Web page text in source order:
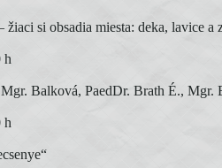
si obsadia miesta: deka, lavice a
h
Balková, PaedDr. Brath É., Mgr.
h